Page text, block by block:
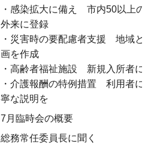
・感染拡大に備え 市内50以上
外来に登録
・災害時の要配慮者支援 地域
画を作成
・高齢者福祉施設 新規入所者
・介護報酬の特例措置 利用者
寧な説明を
7月臨時会の概要
総務常任委員長に聞く